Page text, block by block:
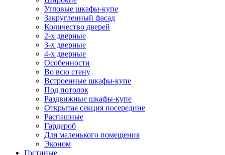
Угловые шкафы-купе
Закругленный фасад
Количество дверей
2-х дверные
3-х дверные
4-х дверные
Особенности
Во всю стену
Встроенные шкафы-купе
Под потолок
Раздвижные шкафы-купе
Открытая секция посередине
Распашные
Гардероб
Для маленького помещения
Эконом
Гостиные